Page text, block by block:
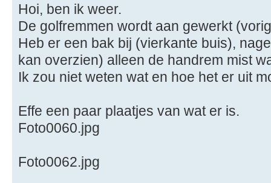
Hoi, ben ik weer.
De golfremmen wordt aan gewerkt
Heb er een bak bij (vierkante buis),
kan overzien) alleen de handrem mist
Ik zou niet weten wat en hoe het er uit
Effe een paar plaatjes van wat er is.
Foto0060.jpg
Foto0062.jpg